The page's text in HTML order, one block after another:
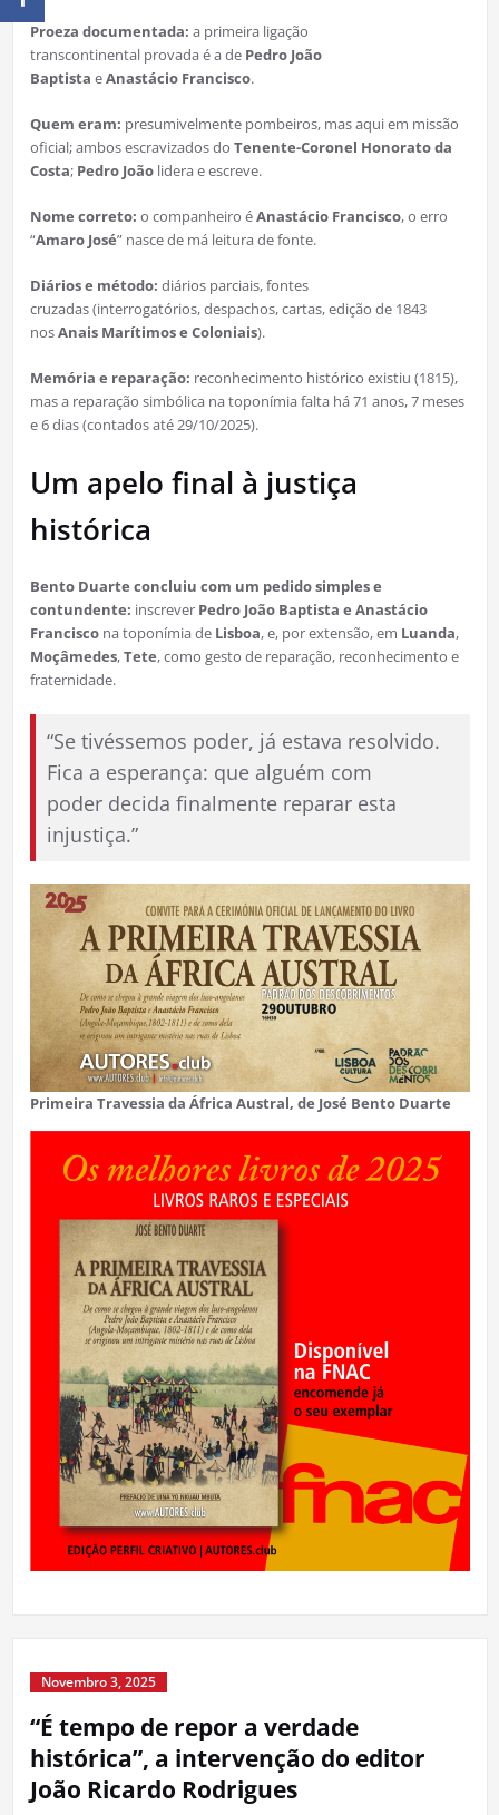
Proeza documentada: a primeira ligação
transcontinental provada é a de Pedro João
Baptista eAnastácio Francisco.
Quem eram: presumivelmente pombeiros, mas aqui em missão
oficial; ambos escravizados do Tenente-Coronel Honorato da
Costa; Pedro Joãolidera e escreve.
Nome correto: o companheiro éAnastácio Francisco, o erro
“Amaro José” nasce de má leitura de fonte.
Diários e método: diários parciais, fontes
cruzadas (interrogatórios, despachos, cartas, edição de 1843
nosAnais Marítimos e Coloniais).
Memória e reparação: reconhecimento histórico existiu (1815),
mas a reparação simbólica na toponímia falta há 71 anos, 7 meses
e 6 dias (contados até 29/10/2025).
Um apelo final à justiça
histórica
Bento Duarte concluiu com um pedido simples e
contundente: inscreverPedro João Baptista e Anastácio
Franciscona toponímia deLisboa, e, por extensão, em Luanda,
Moçâmedes,Tete, como gesto de reparação, reconhecimento e
fraternidade.
“Se tivéssemos poder, já estava resolvido.
Fica a esperança: que alguém com
poder decida finalmente reparar esta
injustiça.”
Primeira Travessia da África Austral, de José Bento Duarte
Novembro 3, 2025
“É tempo de repor a verdade
histórica”, a intervenção do editor
João Ricardo Rodrigues